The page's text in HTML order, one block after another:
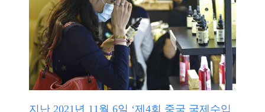
지난 2021년 11월 6일 ‘제4회 중국 국제수입